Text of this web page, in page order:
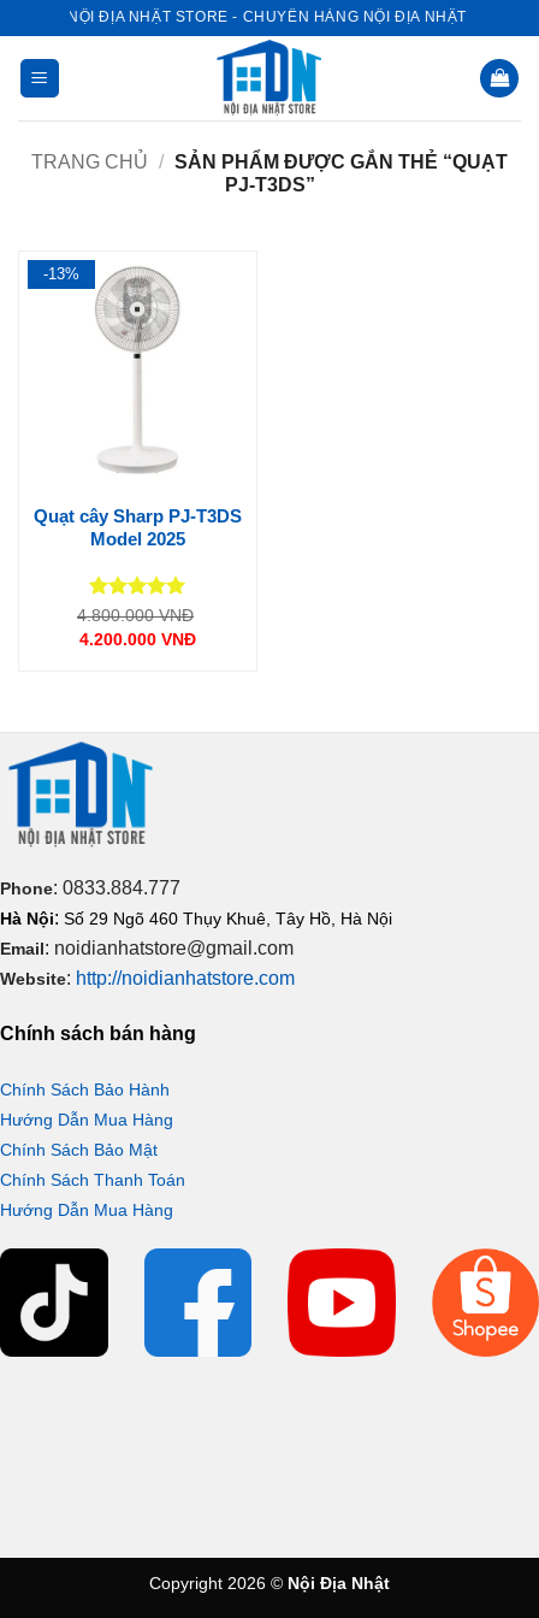
dung
NỘI ĐỊA NHẬT STORE - CHUYÊN HÀNG NỘI ĐỊA NHẬT
TRANG CHỦ / SẢN PHẨM ĐƯỢC GẮN THẺ “QUẠT
PJ-T3DS”
-13%
Quạt cây Sharp PJ-T3DS
Model 2025
Được xếp
hạng55
4.800.000VNĐ
4.200.000 VNĐ
Phone: 0833.884.777
Hà Nội: Số 29 Ngõ 460 Thụy Khuê, Tây Hồ, Hà Nội
Email: noidianhatstore@gmail.com
Website: http://noidianhatstore.com
Chính sách bán hàng
Chính Sách Bảo Hành
Hướng Dẫn Mua Hàng
Chính Sách Bảo Mật
Chính Sách Thanh Toán
Hướng Dẫn Mua Hàng
Copyright 2026 © Nội Địa Nhật